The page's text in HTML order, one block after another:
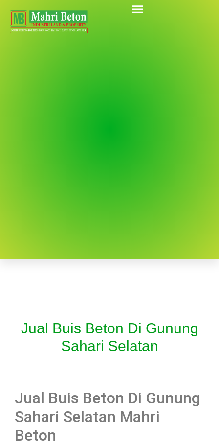
Jual Buis Beton Di Gunung
Sahari Selatan
Jual Buis Beton Di Gunung
Sahari Selatan Mahri
Beton